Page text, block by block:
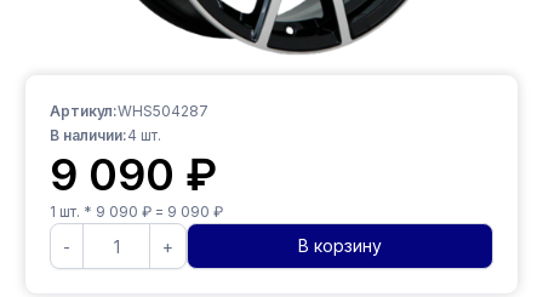
Артикул:WHS504287
В наличии:4 шт.
9 090 ₽
1 шт. * 9 090 ₽ = 9 090 ₽
- + В корзину